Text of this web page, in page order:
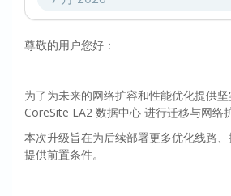
尊敬的用户您好：
为了为未来的网络扩容和性能优化提供
CoreSite LA2 数据中心 进行迁移与网络
本次升级旨在为后续部署更多优化线路
提供前置条件。